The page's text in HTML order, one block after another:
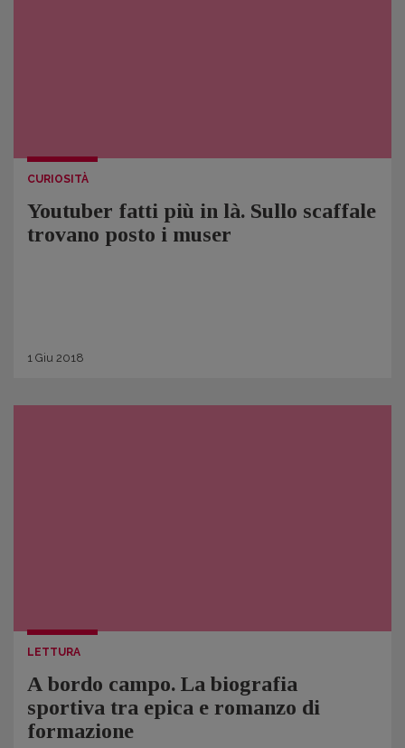
CURIOSITÀ
Youtuber fatti più in là. Sullo scaffale
trovano posto i muser
1 Giu 2018
LETTURA
A bordo campo. La biografia
sportiva tra epica e romanzo di
formazione